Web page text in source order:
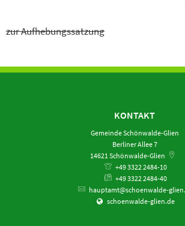
zur Aufhebungssatzung
KONTAKT
Gemeinde Schönwalde-Glien
Berliner Allee 7
14621 Schönwalde-Glien
+49 3322 2484-10
+49 3322 2484-40
hauptamt@schoenwalde-
schoenwalde-glien.de